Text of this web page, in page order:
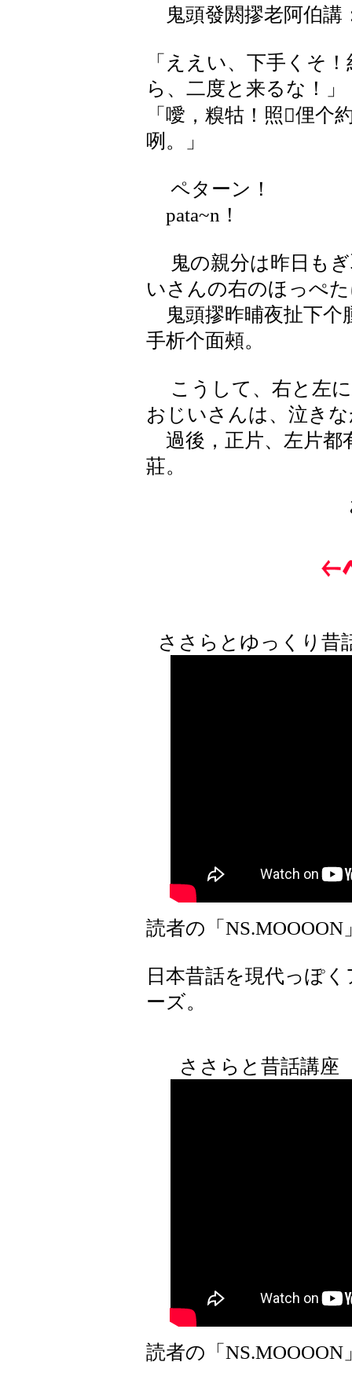
鬼頭發閼摎老阿伯講
「ええい、下手くそ
ら、二度と来るな！」
「噯，糗牯！照俚个
咧。」
ペターン！
pata~n！
鬼の親分は昨日もぎ
いさんの右のほっぺ
鬼頭摎昨晡夜扯下个
手析个面頰。
こうして、右と左
おじいさんは、泣き
過後，正片、左片都
莊。
ささらとゆっくり
読者の「
日本昔話を現代っぽ
ーズ。
ささらと昔話講
読者の「